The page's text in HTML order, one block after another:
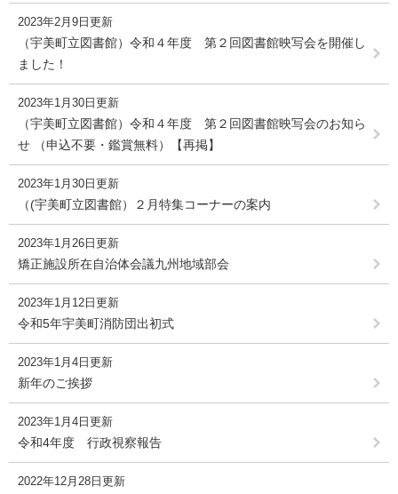
2023年2月9日更新
（宇美町立図書館）令和４年度 第２回図書館映写会を開催し
ました！
2023年1月30日更新
（宇美町立図書館）令和４年度 第２回図書館映写会のお知ら
せ （申込不要・鑑賞無料）【再掲】
2023年1月30日更新
（(宇美町立図書館）２月特集コーナーの案内
2023年1月26日更新
矯正施設所在自治体会議九州地域部会
2023年1月12日更新
令和5年宇美町消防団出初式
2023年1月4日更新
新年のご挨拶
2023年1月4日更新
令和4年度 行政視察報告
2022年12月28日更新